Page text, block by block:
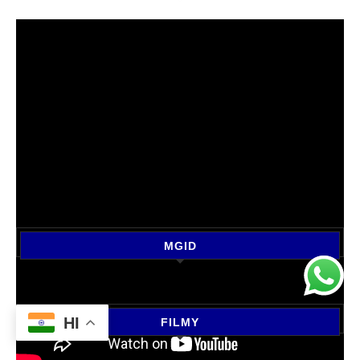
MGID
FILMY
HI